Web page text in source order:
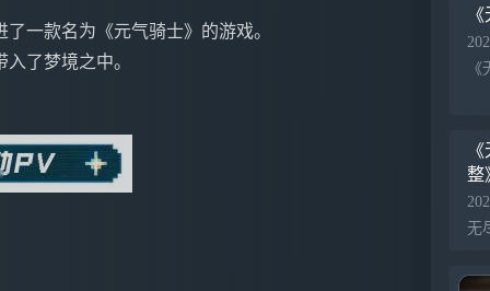
一款名为《元气骑士》的游戏。
了梦境之中。
整